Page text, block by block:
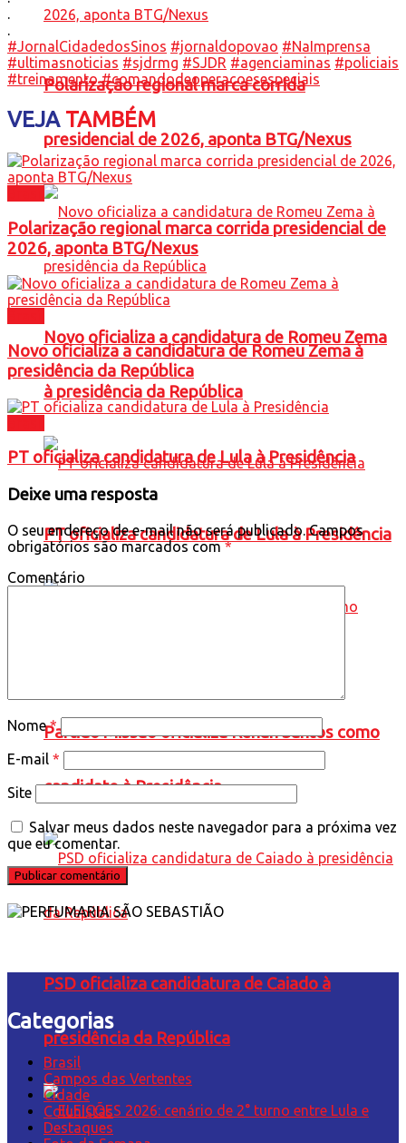
Polarização regional marca corrida
presidencial de 2026, aponta BTG/Nexus
Novo oficializa a candidatura de Romeu Zema
à presidência da República
PT oficializa candidatura de Lula à Presidência
Partido Missão oficializa Renan Santos como
candidato à Presidência
PSD oficializa candidatura de Caiado à
presidência da República
.
.
#JornalCidadedosSinos #jornaldopovao #NaImprensa
#ultimasnoticias #sjdrmg #SJDR #agenciaminas #policiais
#treinamento #comandodeoperacoesespeciais
VEJATAMBÉM
Polarização regional marca corrida presidencial de
2026, aponta BTG/Nexus
Novo oficializa a candidatura de Romeu Zema à
presidência da República
PT oficializa candidatura de Lula à Presidência
Deixe uma resposta
O seu endereço de e-mail não será publicado.Campos
obrigatórios são marcados com*
Comentário
Nome*
E-mail *
Site
Salvar meus dados neste navegador para a próxima vez
que eu comentar.
Categorias
Brasil
Campos das Vertentes
Cidade
Colunistas
Destaques